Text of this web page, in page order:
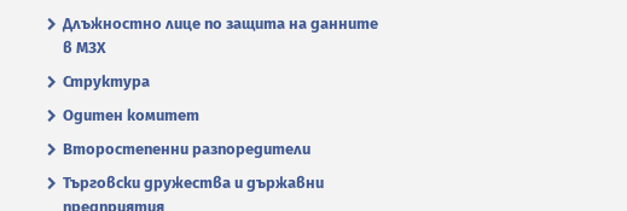
Длъжностно лице по защита на данните
в МЗХ
Структура
Одитен комитет
Второстепенни разпоредители
Търговски дружества и държавни
предприятия